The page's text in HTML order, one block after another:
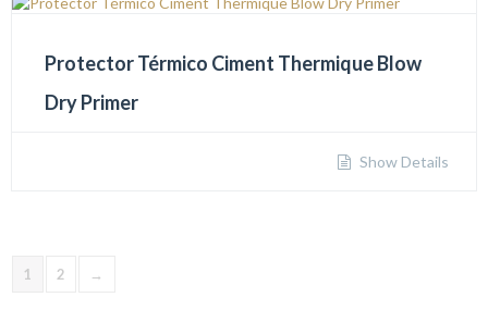
Protector Térmico Ciment Thermique Blow
Dry Primer
Show Details
1 2 →